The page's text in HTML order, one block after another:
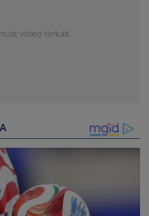
video terkait.